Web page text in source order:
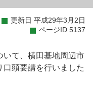
更新日 平成29年3月2日
ページID 5137
いて、横田基地周辺市
頭要請を行いました